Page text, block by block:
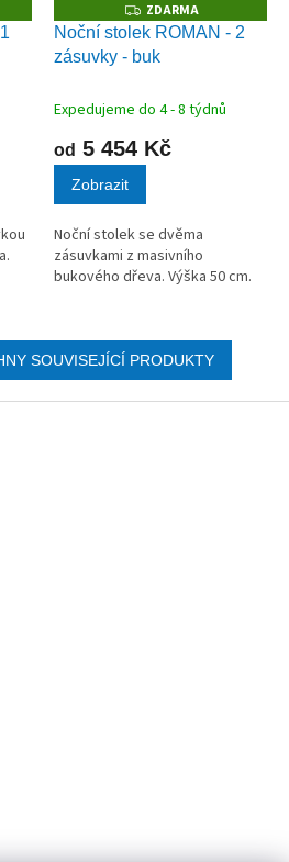
Z
D
A
R
ZDARMA
Noční stolek ROMAN - 2
zásuvky - buk
Expedujeme do 4 - 8 týdnů
od 5 454 Kč
Zobrazit
Noční stolek se dvěma
zásuvkami z masivního
bukového dřeva. Výška 50 cm.
SOUVISEJÍCÍ PRODUKTY